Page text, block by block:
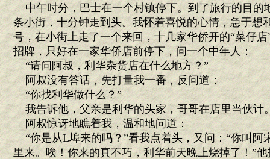
中午时分，巴士在一个村镇停下。到了旅行的目的
条小街，十分钟走到头。我怀着喜悦的心情，急于想
号，在小街上走了一个来回，十几家华侨开的“菜仔
招牌，只好在一家华侨店前停下，问一个中年人：
“请问阿叔，利华杂货店在什么地方？”
阿叔没有答话，先打量我一番，反问道：
“你找利华做什么？”
我告诉他，父亲是利华的头家，哥哥在店里当伙计
阿叔惊讶地瞧着我，温和地问道：
“你是从L埠来的吗？”看我点着头，又问：“你叫阿
里来。唉！你来的真不巧，利华前天晚上烧掉了！”